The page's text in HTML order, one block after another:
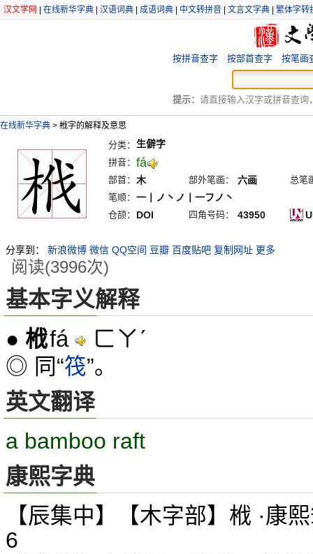
汉文学网 在线新华字典 汉语词典 成语词典 中文转拼音 文言文字典 繁体字转
按拼音查字 按部首查字 按笔画
提示： 请直接输入汉字或拼音查询
在线新华字典 > 栰字的解释及意思
分类： 生僻字
拼音： fá
部首： 木 部外笔画： 六画
总笔
笔顺： 一丨ノ丶ノ丨一フノ丶
仓颉： DOI 四角号码： 43950
分享到： 新浪微博 微信 QQ空间 豆瓣 百度贴吧 复制网址 更多
阅读(3996次)
基本字义解释
● 栰fá ㄈㄚˊ
◎ 同“筏”。
英文翻译
a bamboo raft
康熙字典
【辰集中】【木字部】栰 ·康
6